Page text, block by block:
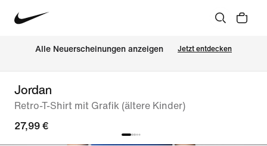
Alle Neuerscheinungen anzeigen Jetzt entdecken
Jordan
Retro-T-Shirt mit Grafik (ältere Kinder)
27,99 €